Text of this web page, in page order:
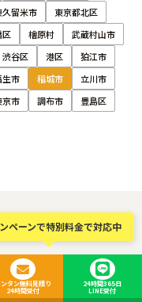
久留米市
東京都北区
区 檜原村
武蔵村山市
渋谷区 港区
狛江市
生市 稲城市
立川市
京市 調布市
豊島区
ペーンで特別料金で対応中
タン無料見積り
24時間受付
24時間365日
LINE受付